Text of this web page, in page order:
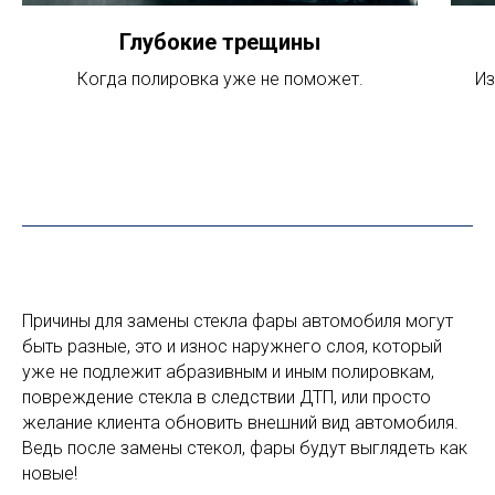
Глубокие трещины
Когда полировка уже не поможет.
Причины для замены стекла фары автомобиля могут
быть разные, это и износ наружнего слоя, который
уже не подлежит абразивным и иным полировкам,
повреждение стекла в следствии ДТП, или просто
желание клиента обновить внешний вид автомобиля.
Ведь после замены стекол, фары будут выглядеть как
новые!